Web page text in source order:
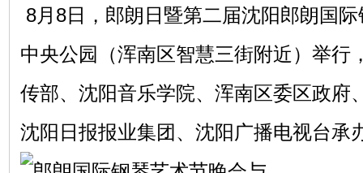
8月8日，郎朗日暨第二届沈阳郎朗国
中央公园（浑南区智慧三街附近）举行
传部、沈阳音乐学院、浑南区委区政府
沈阳日报报业集团、沈阳广播电视台承